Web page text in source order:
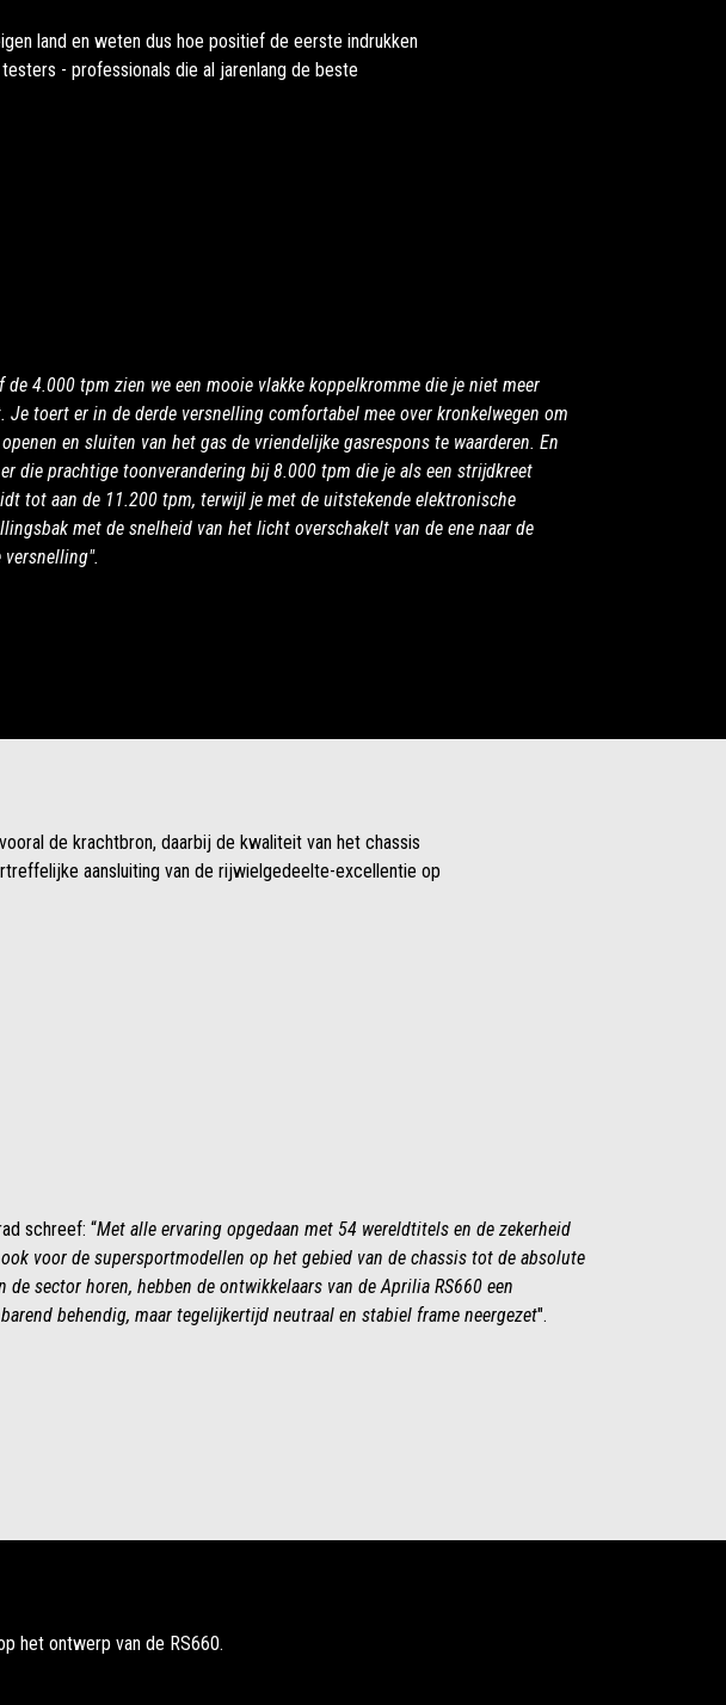
land en weten dus hoe positief de eerste indrukken
- professionals die al jarenlang de beste
de 4.000 tpm zien we een mooie vlakke koppelkromme die je niet meer
Je toert er in de derde versnelling comfortabel mee over kronkelwegen om
en sluiten van het gas de vriendelijke gasrespons te waarderen. En
die prachtige toonverandering bij 8.000 tpm die je als een strijdkreet
tot aan de 11.200 tpm, terwijl je met de uitstekende elektronische
met de snelheid van het licht overschakelt van de ene naar de
versnelling".
de krachtbron, daarbij de kwaliteit van het chassis
aansluiting van de rijwielgedeelte-excellentie op
schreef: “Met alle ervaring opgedaan met 54 wereldtitels en de zekerheid
voor de supersportmodellen op het gebied van de chassis tot de absolute
de sector horen, hebben de ontwikkelaars van de Aprilia RS660 een
behendig, maar tegelijkertijd neutraal en stabiel frame neergezet".
het ontwerp van de RS660.